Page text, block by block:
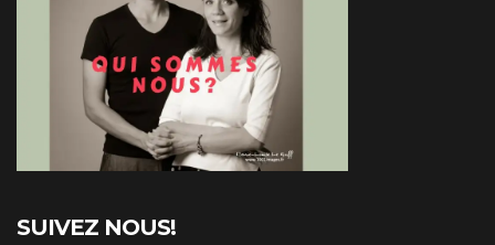
SUIVEZ NOUS!